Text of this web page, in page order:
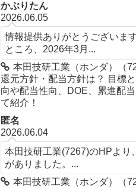
かぶりたん
2026.06.05
情報提供ありがとうございま
ところ、2026年3月...
本田技研工業（ホンダ）（
還元方針・配当方針は？ 目標
向や配当性向、DOE、累進配
て紹介！
匿名
2026.06.04
本田技研工業(7267)のHPより
がありました。...
本田技研工業（ホンダ）（